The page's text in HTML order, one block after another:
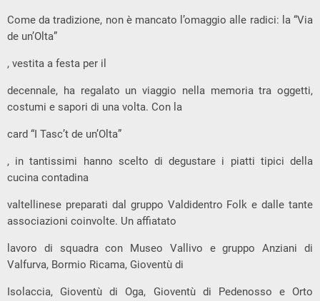
Come da tradizione, non è mancato l’omaggio alle radici: la “Via
de un’Olta”
, vestita a festa per il
decennale, ha regalato un viaggio nella memoria tra oggetti,
costumi e sapori di una volta. Con la
card “I Tasc’t de un’Olta”
, in tantissimi hanno scelto di degustare i piatti tipici della
cucina contadina
valtellinese preparati dal gruppo Valdidentro Folk e dalle tante
associazioni coinvolte. Un affiatato
lavoro di squadra con Museo Vallivo e gruppo Anziani di
Valfurva, Bormio Ricama, Gioventù di
Isolaccia, Gioventù di Oga, Gioventù di Pedenosso e Orto